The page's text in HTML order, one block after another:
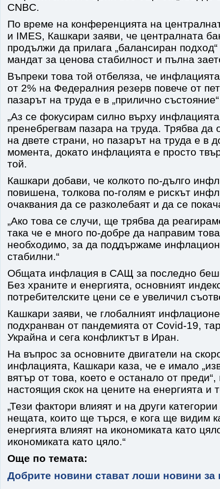
CNBC.
По време на конференцията на
и IMES, Кашкари заяви, че централната
продължи да прилага „балансиран
мандат за ценова стабилност и пълна
Въпреки това той отбеляза, че
от 2% на Федералния резерв повече от
пазарът на труда е в „прилично
„Аз се фокусирам силно върху
пренебрегвам пазара на труда. Трябва
на двете страни, но пазарът на труда е в
момента, докато инфлацията е просто
той.
Кашкари добави, че колкото по-дълго
повишена, толкова по-голям е рискът
очаквания да се разколебаят и да се
„Ако това се случи, ще трябва да
така че е много по-добре да направим
необходимо, за да поддържаме
стабилни.“
Общата инфлация в САЩ за последно
Без храните и енергията, основният
потребителските цени се е увеличил
Кашкари заяви, че глобалният
подхранван от пандемията от Covid-19,
Украйна и сега конфликтът в Иран.
На въпрос за основните двигатели на
инфлацията, Кашкари каза, че е имало
вятър от това, което е останало от
настоящия скок на цените на енергията и
„Тези фактори влияят и на други
нещата, които ще търся, е кога ще видим
енергията влияят на икономиката като
икономиката като цяло.“
Още по темата:
Добрите новини стават лоши новини за